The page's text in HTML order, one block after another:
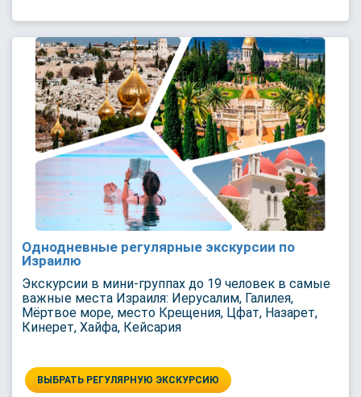
Однодневные регулярные экскурсии по
Израилю
Экскурсии в мини-группах до 19 человек в самые
важные места Израиля: Иерусалим, Галилея,
Мёртвое море, место Крещения, Цфат, Назарет,
Кинерет, Хайфа, Кейсария
ВЫБРАТЬ РЕГУЛЯРНУЮ ЭКСКУРСИЮ